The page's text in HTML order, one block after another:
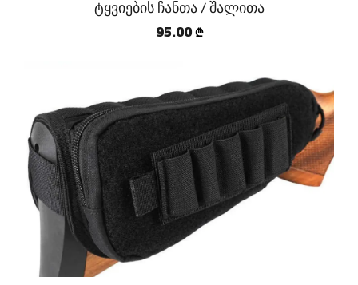
ტყვიების ჩანთა / შალითა
95.00 ₾